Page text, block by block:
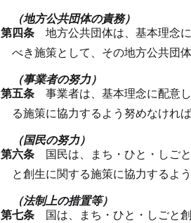
（地方公共団体の責務）
第四条 地方公共団体は、基本理念
べき施策として、その地方公共団
（事業者の努力）
第五条 事業者は、基本理念に配意
る施策に協力するよう努めなければ
（国民の努力）
第六条 国民は、まち・ひと・しご
と創生に関する施策に協力するよ
（法制上の措置等）
第七条 国は、まち・ひと・しごと